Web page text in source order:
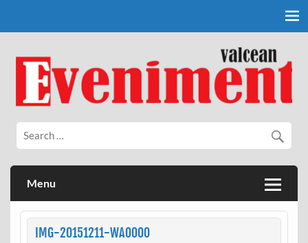
Eveniment Valcean
Menu
IMG-20151211-WA0000